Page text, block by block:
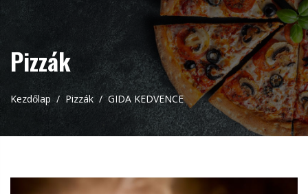
Pizzák
Kezdőlap Pizzák GIDA KEDVENCE